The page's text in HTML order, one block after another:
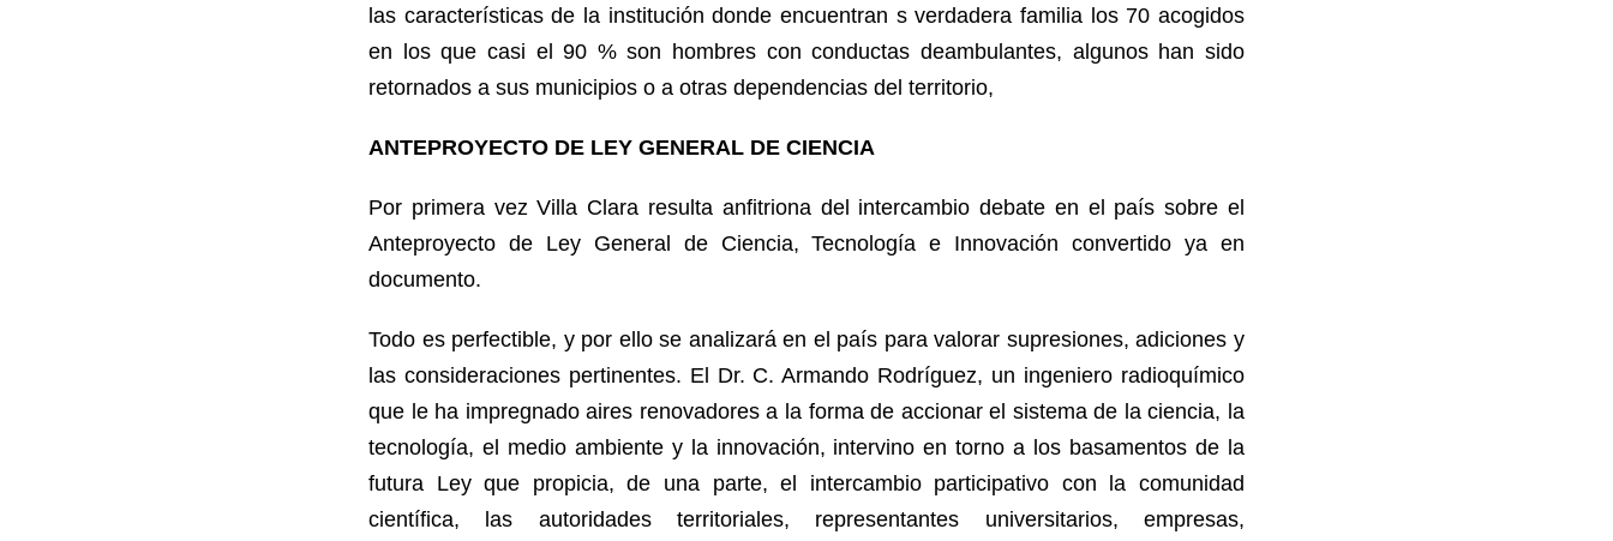
las características de la institución donde encuentran s verdadera familia los 70 acogidos
en los que casi el 90 % son hombres con conductas deambulantes, algunos han sido
retornados a sus municipios o a otras dependencias del territorio,
ANTEPROYECTO DE LEY GENERAL DE CIENCIA
Por primera vez Villa Clara resulta anfitriona del intercambio debate en el país sobre el
Anteproyecto de Ley General de Ciencia, Tecnología e Innovación convertido ya en
documento.
Todo es perfectible, y por ello se analizará en el país para valorar supresiones, adiciones y
las consideraciones pertinentes. El Dr. C. Armando Rodríguez, un ingeniero radioquímico
que le ha impregnado aires renovadores a la forma de accionar el sistema de la ciencia, la
tecnología, el medio ambiente y la innovación, intervino en torno a los basamentos de la
futura Ley que propicia, de una parte, el intercambio participativo con la comunidad
científica, las autoridades territoriales, representantes universitarios, empresas,